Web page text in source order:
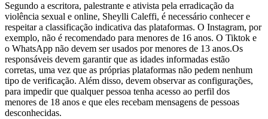
Segundo a escritora, palestrante e ativista pela erradicação da
violência sexual e online, Sheylli Caleffi, é necessário conhecer e
respeitar a classificação indicativa das plataformas. O Instagram, por
exemplo, não é recomendado para menores de 16 anos. O Tiktok e
o WhatsApp não devem ser usados por menores de 13 anos.Os
responsáveis devem garantir que as idades informadas estão
corretas, uma vez que as próprias plataformas não pedem nenhum
tipo de verificação. Além disso, devem observar as configurações,
para impedir que qualquer pessoa tenha acesso ao perfil dos
menores de 18 anos e que eles recebam mensagens de pessoas
desconhecidas.